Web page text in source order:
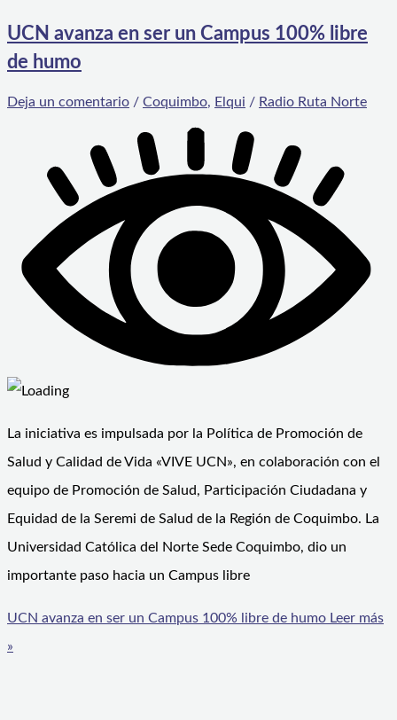
UCN avanza en ser un Campus 100% libre
de humo
Deja un comentario / Coquimbo, Elqui / Radio Ruta Norte
La iniciativa es impulsada por la Política de Promoción de
Salud y Calidad de Vida «VIVE UCN», en colaboración con el
equipo de Promoción de Salud, Participación Ciudadana y
Equidad de la Seremi de Salud de la Región de Coquimbo. La
Universidad Católica del Norte Sede Coquimbo, dio un
importante paso hacia un Campus libre
UCN avanza en ser un Campus 100% libre de humo Leer más
»